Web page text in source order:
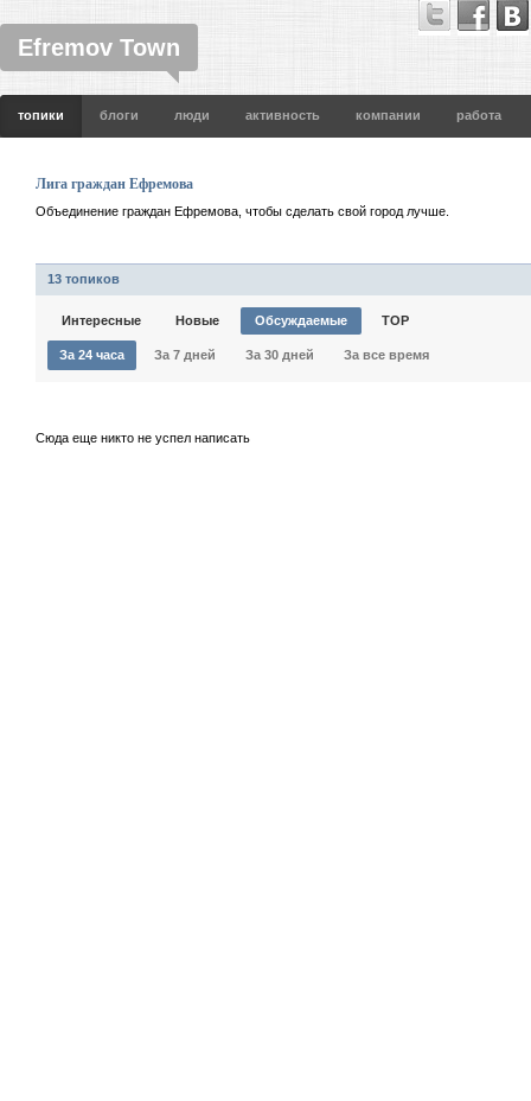
Efremov Town
топики блоги люди активность компании работа
Лига граждан Ефремова
Объединение граждан Ефремова, чтобы сделать свой город лучше.
13 топиков
Интересные Новые Обсуждаемые TOP
За 24 часа За 7 дней За 30 дней За все время
Сюда еще никто не успел написать